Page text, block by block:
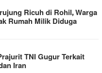
Ricuh di Rohil, Warga
Rumah Milik Diduga
TNI Gugur Terkait
Iran